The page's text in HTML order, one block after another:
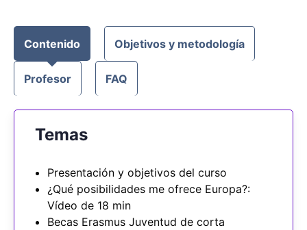
Contenido Objetivos y metodología
Profesor FAQ
Temas
Presentación y objetivos del curso
¿Qué posibilidades me ofrece Europa?:
Vídeo de 18 min
Becas Erasmus Juventud de corta